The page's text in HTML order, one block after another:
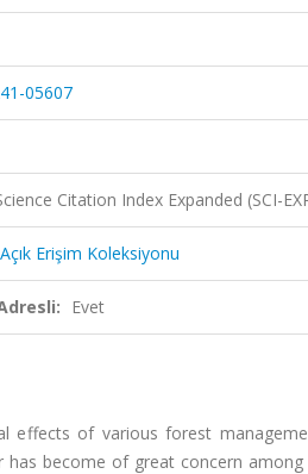
05607
Citation Index Expanded (SCI-
Erişim Koleksiyonu
Evet
effects of various forest
has become of great concern